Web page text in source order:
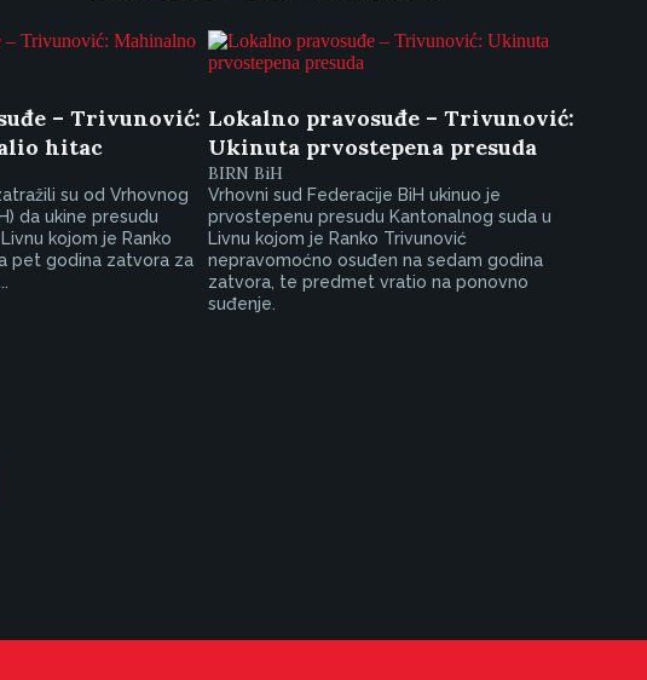
– Trivunović:
hitac
su od Vrhovnog
da ukine presudu
kojom je Ranko
pet godina zatvora za
Lokalno pravosuđe – Trivunović:
Ukinuta prvostepena presuda
BIRN BiH
Vrhovni sud Federacije BiH ukinuo je
prvostepenu presudu Kantonalnog suda u
Livnu kojom je Ranko Trivunović
nepravomoćno osuđen na sedam godina
zatvora, te predmet vratio na ponovno
suđenje.